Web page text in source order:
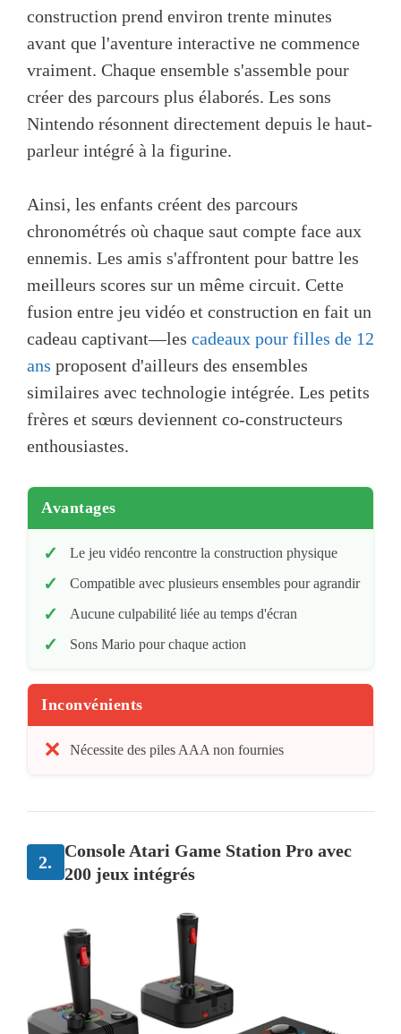
construction prend environ trente minutes
avant que l'aventure interactive ne commence
vraiment. Chaque ensemble s'assemble pour
créer des parcours plus élaborés. Les sons
Nintendo résonnent directement depuis le haut-
parleur intégré à la figurine.
Ainsi, les enfants créent des parcours
chronométrés où chaque saut compte face aux
ennemis. Les amis s'affrontent pour battre les
meilleurs scores sur un même circuit. Cette
fusion entre jeu vidéo et construction en fait un
cadeau captivant—les cadeaux pour filles de 12
ans proposent d'ailleurs des ensembles
similaires avec technologie intégrée. Les petits
frères et sœurs deviennent co-constructeurs
enthousiastes.
Avantages
Le jeu vidéo rencontre la construction physique
Compatible avec plusieurs ensembles pour agrandir
Aucune culpabilité liée au temps d'écran
Sons Mario pour chaque action
Inconvénients
Nécessite des piles AAA non fournies
2.
Console Atari Game Station Pro avec
200 jeux intégrés